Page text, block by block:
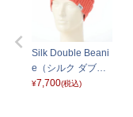
Silk Double Beani
e（シルク ダブル
ビーニー） オレン
¥7,700(税込)